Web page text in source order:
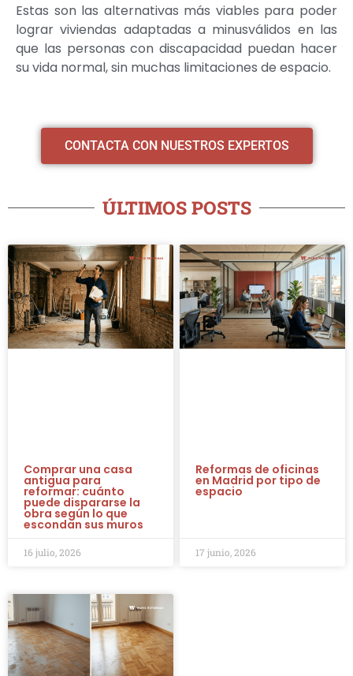
Estas son las alternativas más viables para poder
lograr viviendas adaptadas a minusválidos en las
que las personas con discapacidad puedan hacer
su vida normal, sin muchas limitaciones de espacio.
CONTACTA CON NUESTROS EXPERTOS
ÚLTIMOS POSTS
Comprar una casa
antigua para
reformar: cuánto
puede dispararse la
obra según lo que
escondan sus muros
16 julio, 2026
Reformas de oficinas
en Madrid por tipo de
espacio
17 junio, 2026